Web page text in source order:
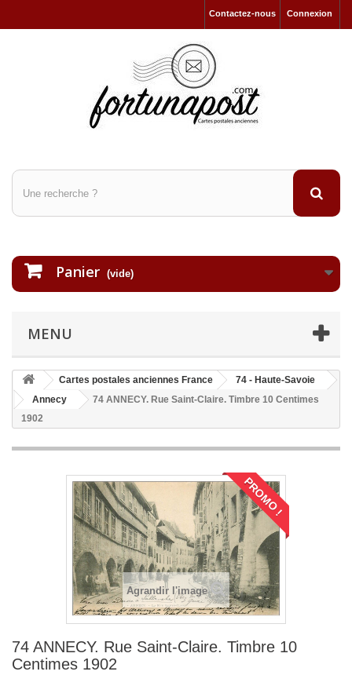
Connexion
Contactez-nous
Panier (vide)
MENU
Cartes postales anciennes France
74 - Haute-Savoie
Annecy
74 ANNECY. Rue Saint-Claire. Timbre 10 Centimes
1902
PROMO !
Agrandir l'image
74 ANNECY. Rue Saint-Claire. Timbre 10
Centimes 1902